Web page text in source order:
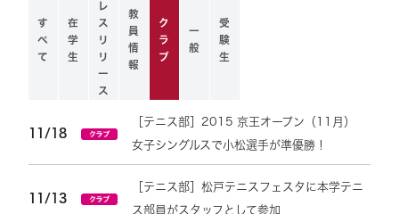
す
べ
て
在
学
生
レ
ス
リ
リ
ー
ス
教
員
情
報
ク
ラ
ブ
一
般
受
験
生
11/18
［テニス部］2015 京王オープン（11月）
女子シングルスで小松選手が準優勝！
11/13
［テニス部］松戸テニスフェスタに本学テニ
ス部員がスタッフとして参加